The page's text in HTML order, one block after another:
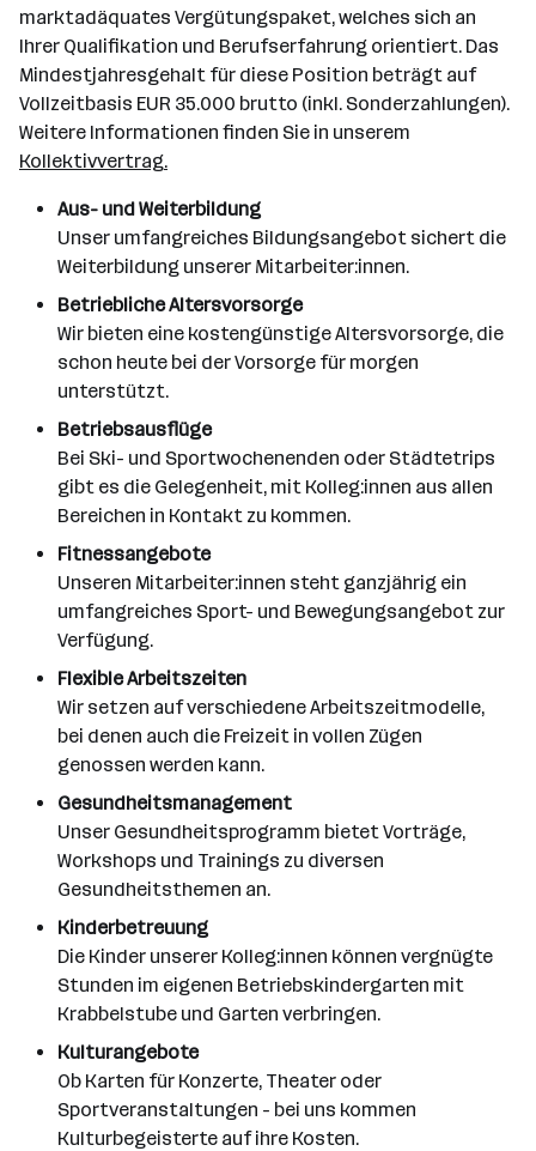
marktadäquates Vergütungspaket, welches sich an
Ihrer Qualifikation und Berufserfahrung orientiert. Das
Mindestjahresgehalt für diese Position beträgt auf
Vollzeitbasis EUR 35.000 brutto (inkl. Sonderzahlungen).
Weitere Informationen finden Sie in unserem
Kollektivvertrag.
Aus- und Weiterbildung
Unser umfangreiches Bildungsangebot sichert die
Weiterbildung unserer Mitarbeiter:innen.
Betriebliche Altersvorsorge
Wir bieten eine kostengünstige Altersvorsorge, die
schon heute bei der Vorsorge für morgen
unterstützt.
Betriebsausflüge
Bei Ski- und Sportwochenenden oder Städtetrips
gibt es die Gelegenheit, mit Kolleg:innen aus allen
Bereichen in Kontakt zu kommen.
Fitnessangebote
Unseren Mitarbeiter:innen steht ganzjährig ein
umfangreiches Sport- und Bewegungsangebot zur
Verfügung.
Flexible Arbeitszeiten
Wir setzen auf verschiedene Arbeitszeitmodelle,
bei denen auch die Freizeit in vollen Zügen
genossen werden kann.
Gesundheitsmanagement
Unser Gesundheitsprogramm bietet Vorträge,
Workshops und Trainings zu diversen
Gesundheitsthemen an.
Kinderbetreuung
Die Kinder unserer Kolleg:innen können vergnügte
Stunden im eigenen Betriebskindergarten mit
Krabbelstube und Garten verbringen.
Kulturangebote
Ob Karten für Konzerte, Theater oder
Sportveranstaltungen - bei uns kommen
Kulturbegeisterte auf ihre Kosten.